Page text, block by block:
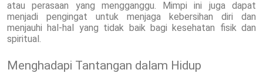
atau perasaan yang mengganggu. Mimpi ini juga dapat
menjadi pengingat untuk menjaga kebersihan diri dan
menjauhi hal-hal yang tidak baik bagi kesehatan fisik dan
spiritual.
Menghadapi Tantangan dalam Hidup